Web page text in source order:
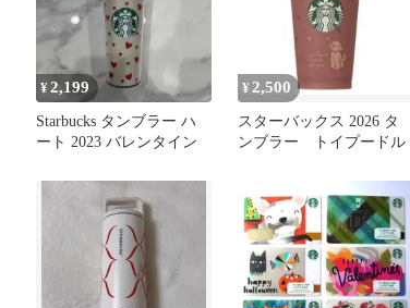
¥2,199
Starbucks タンブラー ハ
ート 2023 バレンタイン
¥ 2,500
スターバックス 2026 タ
ンブラー トイプードル